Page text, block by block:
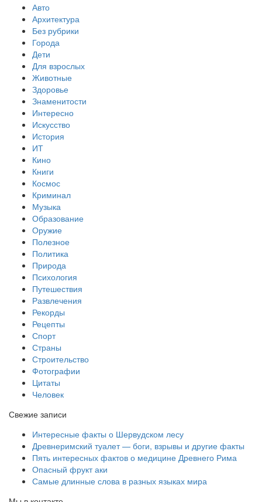
Авто
Архитектура
Без рубрики
Города
Дети
Для взрослых
Животные
Здоровье
Знаменитости
Интересно
Искусство
История
ИТ
Кино
Книги
Космос
Криминал
Музыка
Образование
Оружие
Полезное
Политика
Природа
Психология
Путешествия
Развлечения
Рекорды
Рецепты
Спорт
Страны
Строительство
Фотографии
Цитаты
Человек
Свежие записи
Интересные факты о Шервудском лесу
Древнеримский туалет — боги, взрывы и другие факты
Пять интересных фактов о медицине Древнего Рима
Опасный фрукт аки
Самые длинные слова в разных языках мира